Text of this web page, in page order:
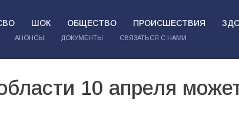
ШОК ОБЩЕСТВО ПРОИСШЕСТВИЯ
АНОНСЫ ДОКУМЕНТЫ СВЯЗАТЬСЯ С НАМИ
10 апреля